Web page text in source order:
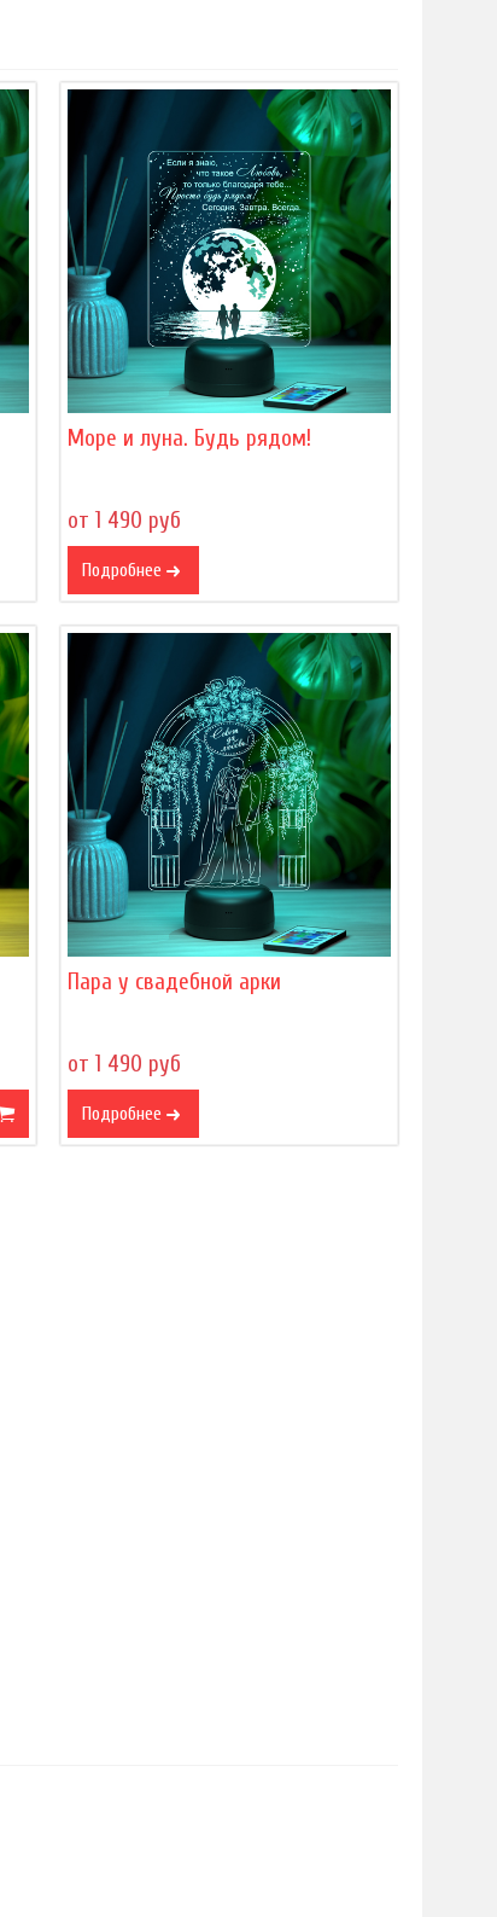
Море и луна. Будь рядом!
от 1 490 руб
Подробнее
Пара у свадебной арки
от 1 490 руб
Подробнее